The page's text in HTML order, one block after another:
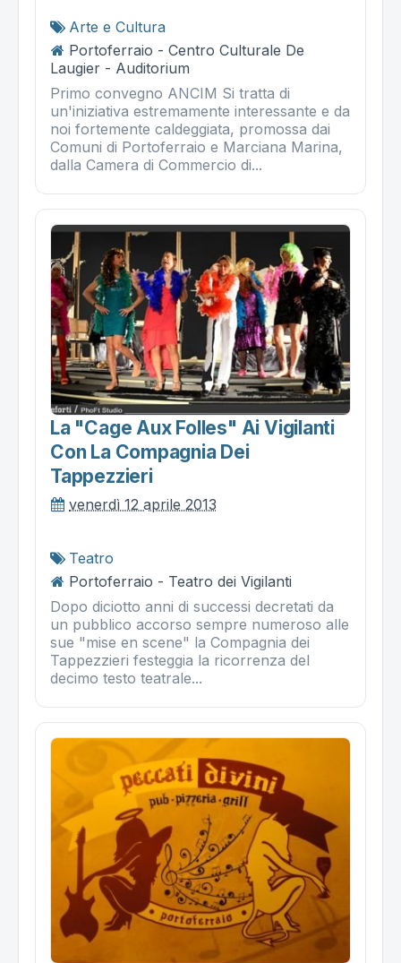
Arte e Cultura
Portoferraio - Centro Culturale De
Laugier - Auditorium
Primo convegno ANCIM Si tratta di
un'iniziativa estremamente interessante e da
noi fortemente caldeggiata, promossa dai
Comuni di Portoferraio e Marciana Marina,
dalla Camera di Commercio di...
La "cage Aux Folles" Ai Vigilanti
Con La Compagnia Dei
Tappezzieri
venerdì 12 aprile 2013
Teatro
Portoferraio - Teatro dei Vigilanti
Dopo diciotto anni di successi decretati da
un pubblico accorso sempre numeroso alle
sue "mise en scene" la Compagnia dei
Tappezzieri festeggia la ricorrenza del
decimo testo teatrale...